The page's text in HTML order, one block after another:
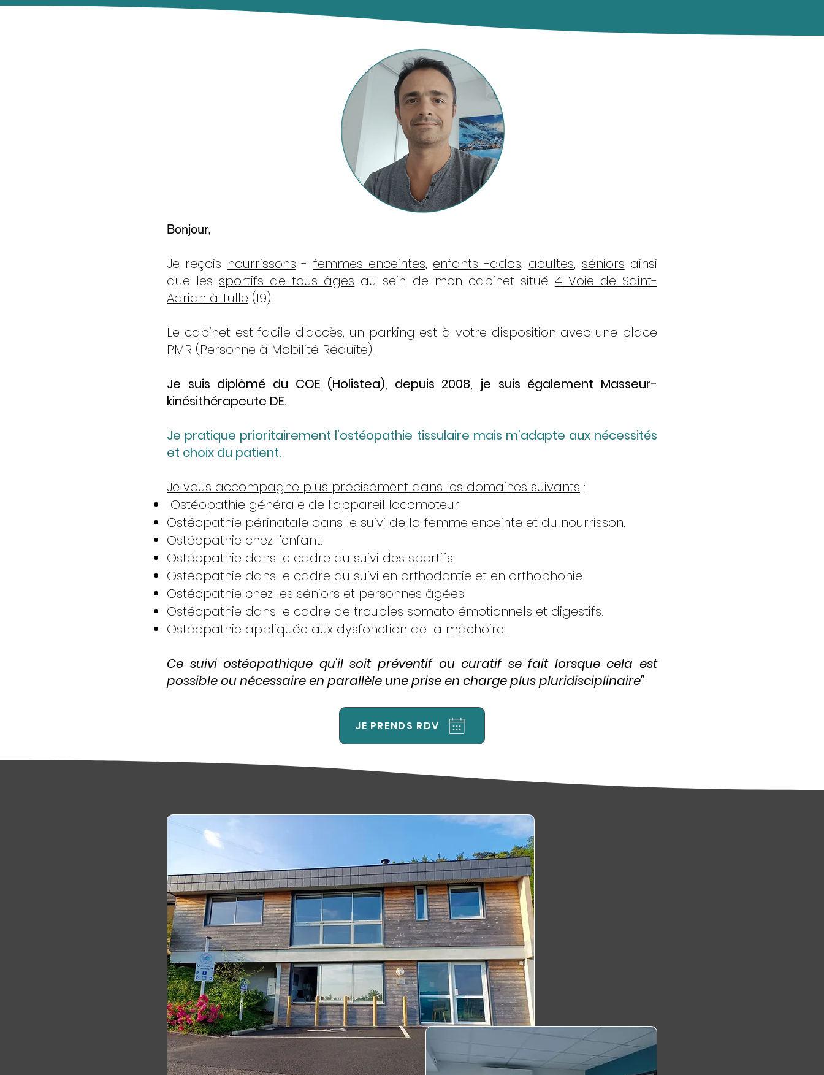
Bonjour,
Je reçois nourrissons - femmes enceintes, enfants -ados, adultes, séniors ainsi
que les sportifs de tous âges au sein de mon cabinet situé 4Voie de Saint-
Adrian à Tulle (19).
Le cabinet est facile d'accès, un parking est à votre disposition avec une place
PMR (Personne à Mobilité Réduite).
Je suis diplômé du COE (Holistea), depuis 2008, je suis également Masseur-
kinésithérapeute DE.
Je pratique prioritairement l'ostéopathie tissulaire mais m'adapte aux nécessités
et choix du patient.
Je vous accompagne plus précisément dans les domaines suivants :
Ostéopathie générale de l'appareil locomoteur.
Ostéopathie périnatale dans le suivi de la femme enceinte et du nourrisson.
Ostéopathie chez l'enfant.
Ostéopathie dans le cadre du suivi des sportifs.
Ostéopathie dans le cadre du suivi en orthodontie et en orthophonie.
Ostéopathie chez les séniors et personnes âgées.
Ostéopathie dans le cadre de troubles somato émotionnels et digestifs.
Ostéopathie appliquée aux dysfonction de la mâchoire...
Ce suivi ostéopathique qu'il soit préventif ou curatif se fait lorsque cela est
possible ou nécessaire en parallèle une prise en charge plus pluridisciplinaire"
JE PRENDS RDV